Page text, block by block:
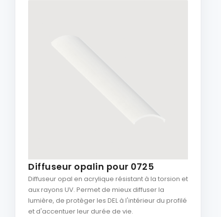
Diffuseur opalin pour 0725
Diffuseur opal en acrylique résistant à la torsion et
aux rayons UV. Permet de mieux diffuser la
lumière, de protèger les DEL à l'intérieur du profilé
et d'accentuer leur durée de vie.